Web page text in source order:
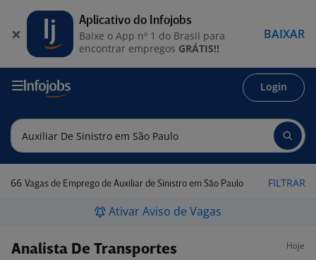
Login
66 Vagas de Emprego de Auxiliar de Sinistro em São Paulo FILTRAR
Ativar Aviso de Vagas
Analista De Transportes Hoje
Aplicativo do Infojobs
Baixe o App nº 1 do Brasil para
encontrar empregos GRÁTIS!!
BAIXAR